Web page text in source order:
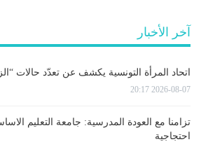
آخر الأخبار
اتحاد المرأة التونسية يكشف عن تعدّد حالات
2026-08-07 20:17
تزامنا مع العودة المدرسية: جامعة التعليم
احتجاجية